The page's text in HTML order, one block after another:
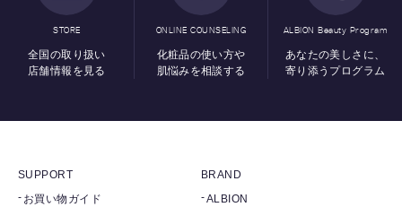
STORE
全国の取り扱い
店舗情報を見る
ONLINE COUNSELING
化粧品の使い方や
肌悩みを相談する
ALBION Beauty Program
あなたの美しさに、
寄り添うプログラム
SUPPORT
お買い物ガイド
BRAND
ALBION